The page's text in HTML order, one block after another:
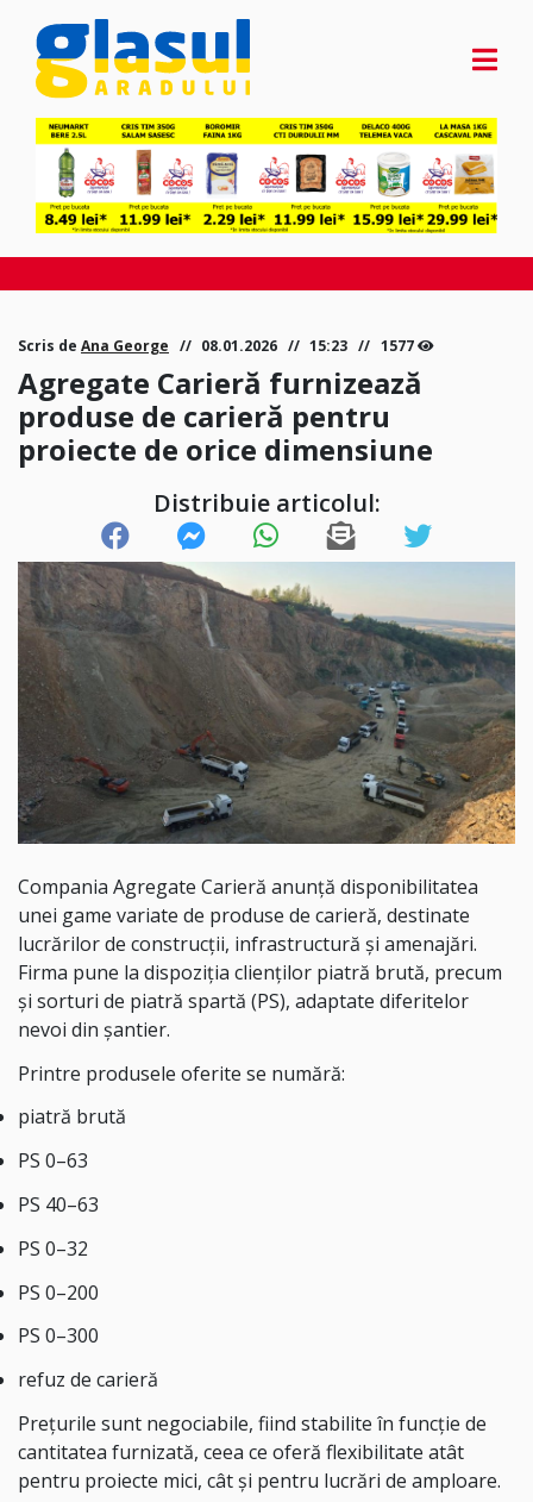
Scris de Ana George 08.01.2026 15:23 1577
Agregate Carieră furnizează
produse de carieră pentru
proiecte de orice dimensiune
Distribuie articolul:
Compania Agregate Carieră anunță disponibilitatea
unei game variate de produse de carieră, destinate
lucrărilor de construcții, infrastructură și amenajări.
Firma pune la dispoziția clienților piatră brută, precum
și sorturi de piatră spartă (PS), adaptate diferitelor
nevoi din șantier.
Printre produsele oferite se numără:
piatră brută
PS 0–63
PS 40–63
PS 0–32
PS 0–200
PS 0–300
refuz de carieră
Prețurile sunt negociabile, fiind stabilite în funcție de
cantitatea furnizată, ceea ce oferă flexibilitate atât
pentru proiecte mici, cât și pentru lucrări de amploare.